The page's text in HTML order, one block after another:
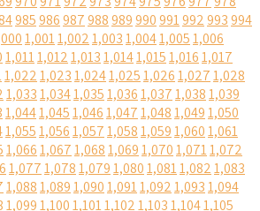
985986987988989990991992993994
1,0011,0021,0031,0041,0051,006
1,0111,0121,0131,0141,0151,0161,017
1,0221,0231,0241,0251,0261,0271,028
1,0331,0341,0351,0361,0371,0381,039
1,0441,0451,0461,0471,0481,0491,050
1,0551,0561,0571,0581,0591,0601,061
1,0661,0671,0681,0691,0701,0711,072
1,0771,0781,0791,0801,0811,0821,083
1,0881,0891,0901,0911,0921,0931,094
1,0991,1001,1011,1021,1031,1041,105